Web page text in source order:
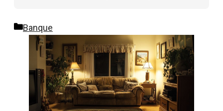
Catégories
Banque